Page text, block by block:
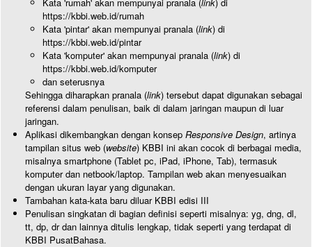
https://kbbi.web.id/rumah
Kata 'pintar' akan mempunyai pranala (link) di
https://kbbi.web.id/pintar
Kata 'komputer' akan mempunyai pranala (link) di
https://kbbi.web.id/komputer
dan seterusnya
Sehingga diharapkan pranala (link) tersebut dapat digunakan sebagai
referensi dalam penulisan, baik di dalam jaringan maupun di luar
jaringan.
Aplikasi dikembangkan dengan konsep Responsive Design, artinya
tampilan situs web (website) KBBI ini akan cocok di berbagai media,
misalnya smartphone (Tablet pc, iPad, iPhone, Tab), termasuk
komputer dan netbook/laptop. Tampilan web akan menyesuaikan
dengan ukuran layar yang digunakan.
Tambahan kata-kata baru diluar KBBI edisi III
Penulisan singkatan di bagian definisi seperti misalnya: yg, dng, dl,
tt, dp, dr dan lainnya ditulis lengkap, tidak seperti yang terdapat di
KBBI PusatBahasa.